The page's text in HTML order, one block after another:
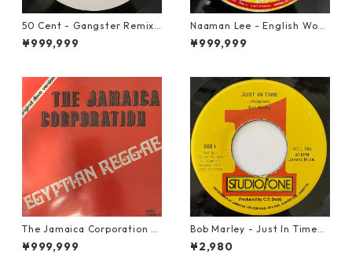
50 Cent - Gangster Remix
【7-20928】
¥999,999
Naaman Lee - English Wom
an【7-20855】
¥999,999
The Jamaica Corporation -
Egyptian Reggae【7-2080
4】
¥999,999
Bob Marley - Just In Time
【7-20778】
¥2,980